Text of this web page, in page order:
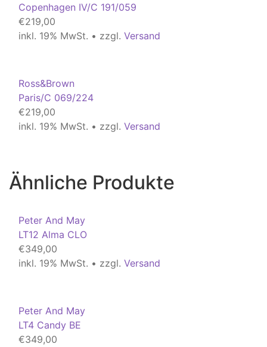
Copenhagen IV/C 191/059
€219,00
inkl. 19% MwSt. • zzgl. Versand
Ross&Brown
Paris/C 069/224
€219,00
inkl. 19% MwSt. • zzgl. Versand
Ähnliche Produkte
Peter And May
LT12 Alma CLO
€349,00
inkl. 19% MwSt. • zzgl. Versand
Peter And May
LT4 Candy BE
€349,00